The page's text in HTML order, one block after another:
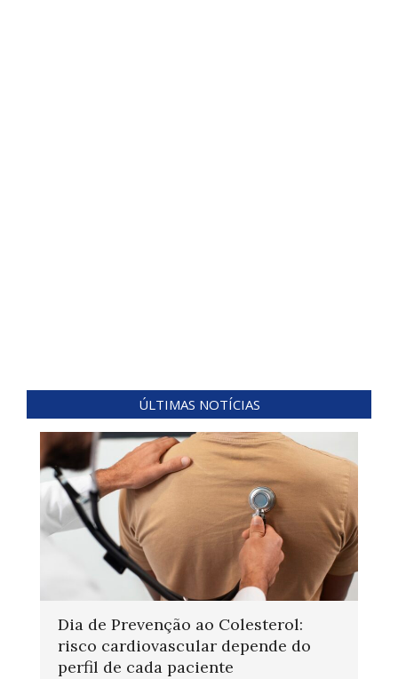
ÚLTIMAS NOTÍCIAS
Dia de Prevenção ao Colesterol:
risco cardiovascular depende do
perfil de cada paciente